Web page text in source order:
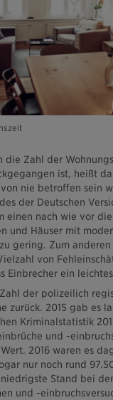
die Zahl der
ist, heißt
nie betroffen sein
der Deutschen
einen nach wie vor
und Häuser mit
gering. Zum
von
Einbrecher ein
der polizeilich
zurück. 2015 gab es
Kriminalstatistik
und -
2016 waren es
nur noch rund
Stand bei
und -